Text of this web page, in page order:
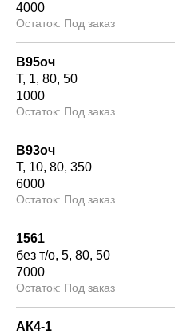
4000
Под заказ
В95оч
Т 1 80 50
1000
Под заказ
В93оч
Т 10 80 350
6000
Под заказ
1561
без т/о 5 80 50
7000
Под заказ
АК4-1